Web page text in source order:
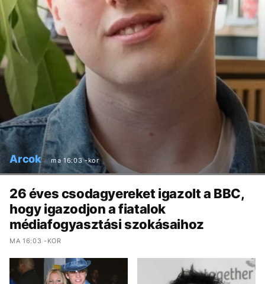
Arcok ma 16:03 -kor
26 éves csodagyereket igazolt a BBC,
hogy igazodjon a fiatalok
médiafogyasztási szokásaihoz
MA 16:03 -KOR